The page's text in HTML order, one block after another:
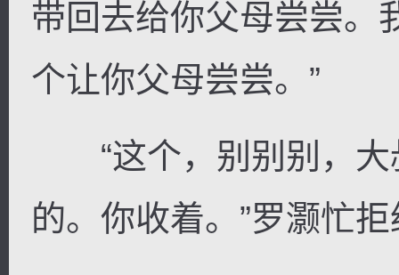
带回去给你父母尝尝。
个让你父母尝尝。”
“这个，别别别，大
的。你收着。”罗灏忙